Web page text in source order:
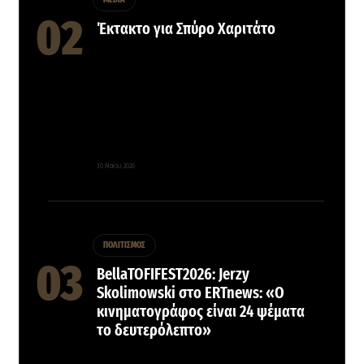
Έκτακτο για Σπύρο Χαριτάτο
30 Μαΐου, 2026
ΠΟΛΙΤΙΣΜΟΣ
BellaTOFIFEST2026: Jerzy
Skolimowski στο ERTnews: «Ο
κινηματογράφος είναι 24 ψέματα
το δευτερόλεπτο»